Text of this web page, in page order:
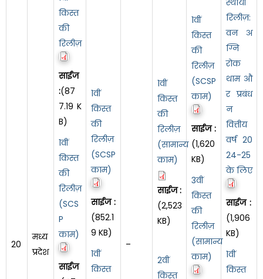
20
मध्य
प्रदेश
किस्त
की
रिलीज़
साईज
:(87
7.19 K
B)
1वीं
किस्त
की
रिलीज़
(SCS
P
काम)
साईज
1वीं
किस्त
की
रिलीज़
(SCSP
काम)
साईज :
(852.1
9 KB)
1वीं
किस्त
–
1वीं
किस्त
की
रिलीज़
(सामान्य
काम)
साईज :
(2,523
KB)
2वीं
किस्त
1वीं
किस्त
की
रिलीज़
(SCSP
काम)
साईज :
(1,620
KB)
3वीं
किस्त
की
रिलीज़
(सामान्य
काम)
रिलीज़:
वन अ
ग्नि
रोक
थाम औ
र प्रबंध
न
वित्तीय
वर्ष 20
24-25
के लिए
साईज :
(1,906
KB)
1वीं
किस्त